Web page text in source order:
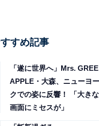
すめ記事
「遂に世界へ」Mrs.
APPLE・大森、ニューヨー
クでの姿に反響！ 「大きな
画面にミセスが」